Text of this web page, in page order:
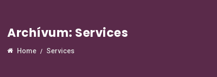
Archívum: Services
Home Services